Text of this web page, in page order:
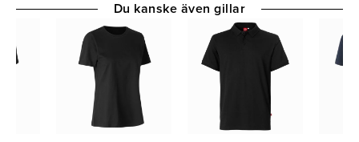
Du kanske även gillar